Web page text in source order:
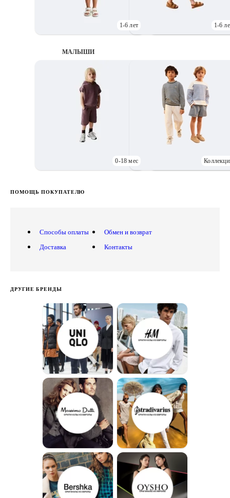
1-6 лет 1-6
МАЛЫШИ
0-18 мес
ПОМОЩЬ ПОКУПАТЕЛЮ
Способы оплаты
Доставка
Обмен и возврат
Контакты
ДРУГИЕ БРЕНДЫ